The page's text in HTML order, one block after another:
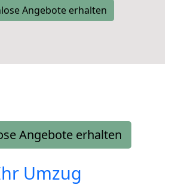
Angebote erhalten
Angebote erhalten
Umzug